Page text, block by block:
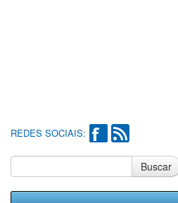
REDES SOCIAIS:
Buscar